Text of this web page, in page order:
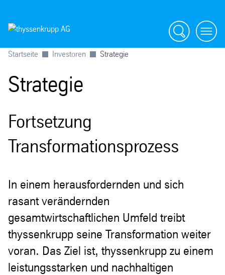
Suche menü
Startseite Investoren Strategie
Strategie
Fortsetzung
Transformationsprozess
In einem herausfordernden und sich
rasant verändernden
gesamtwirtschaftlichen Umfeld treibt
thyssenkrupp seine Transformation weiter
voran. Das Ziel ist, thyssenkrupp zu einem
leistungsstarken und nachhaltigen